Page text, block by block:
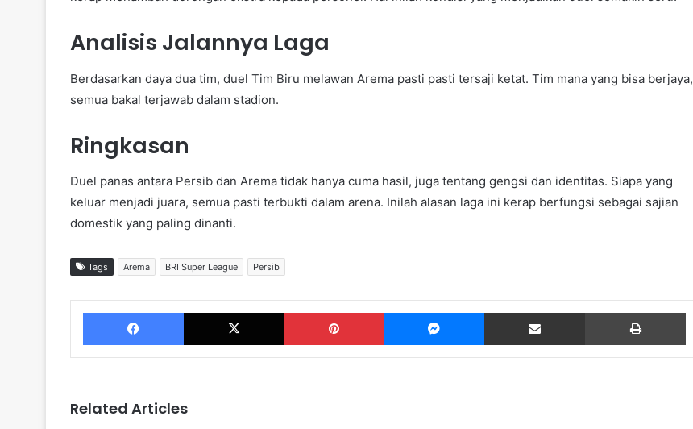
Analisis Jalannya Laga
Berdasarkan daya dua tim, duel Tim Biru melawan Arema pasti pasti tersaji ketat. Tim mana yang bisa berjaya,
semua bakal terjawab dalam stadion.
Ringkasan
Duel panas antara Persib dan Arema tidak hanya cuma hasil, juga tentang gengsi dan identitas. Siapa yang
keluar menjadi juara, semua pasti terbukti dalam arena. Inilah alasan laga ini kerap berfungsi sebagai sajian
domestik yang paling dinanti.
Tags Arema BRI Super League Persib
Facebook X Pinterest Messenger Share via Email
Related Articles